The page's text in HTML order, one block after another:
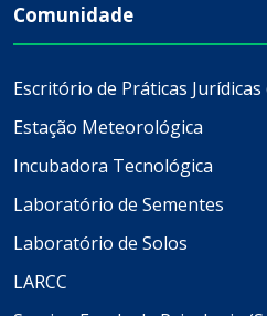
Comunidade
Escritório de Práticas Jurídicas
Estação Meteorológica
Incubadora Tecnológica
Laboratório de Sementes
Laboratório de Solos
LARCC